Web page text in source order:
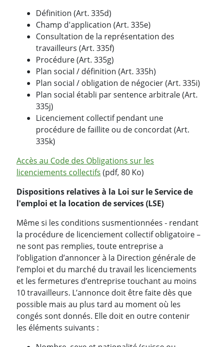
Définition (Art. 335d)
Champ d'application (Art. 335e)
Consultation de la représentation des
travailleurs (Art. 335f)
Procédure (Art. 335g)
Plan social / définition (Art. 335h)
Plan social / obligation de négocier (Art. 335i)
Plan social établi par sentence arbitrale (Art.
335j)
Licenciement collectif pendant une
procédure de faillite ou de concordat (Art.
335k)
Accès au Code des Obligations sur les
licenciements collectifs (pdf, 80 Ko)
Dispositions relatives à la Loi sur le Service de
l'emploi et la location de services (LSE)
Même si les conditions susmentionnées - rendant
la procédure de licenciement collectif obligatoire –
ne sont pas remplies, toute entreprise a
l’obligation d’annoncer à la Direction générale de
l’emploi et du marché du travail les licenciements
et les fermetures d’entreprise touchant au moins
10 travailleurs. L’annonce doit être faite dès que
possible mais au plus tard au moment où les
congés sont donnés. Elle doit en outre contenir
les éléments suivants :